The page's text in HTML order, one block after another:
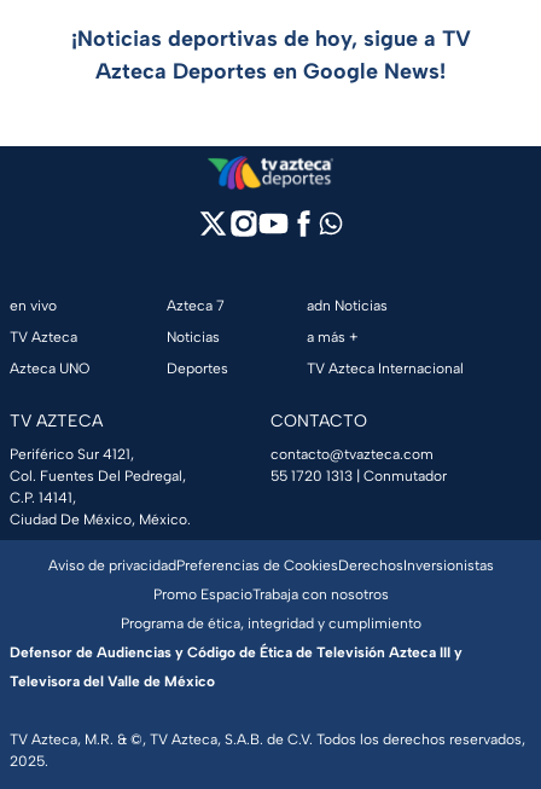
¡Noticias deportivas de hoy, sigue a TV
Azteca Deportes en Google News!
en vivo
TV Azteca
Azteca UNO
Azteca 7
Noticias
Deportes
adn Noticias
a más +
TV Azteca Internacional
TV AZTECA
Periférico Sur 4121,
Col. Fuentes Del Pedregal,
C.P. 14141,
Ciudad De México, México.
CONTACTO
contacto@tvazteca.com
55 1720 1313 | Conmutador
TV Azteca, M.R. & ©, TV Azteca, S.A.B. de C.V. Todos los derechos reservados,
2025.
Aviso de privacidadPreferencias de CookiesDerechosInversionistas
Promo EspacioTrabaja con nosotros
Programa de ética, integridad y cumplimiento
Defensor de Audiencias y Código de Ética de Televisión Azteca III y
Televisora del Valle de México